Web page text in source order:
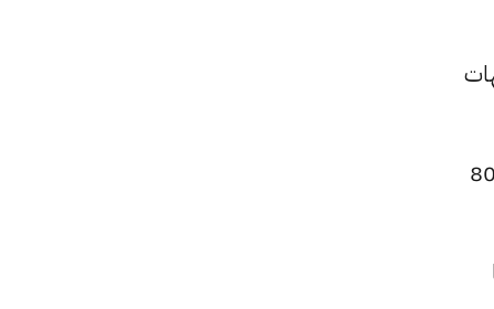
للشراء، مرتفعًا بقيمة 5 جنيهات
وشهد سعر الجنيه الذهب ارتفاعًا ليصبح 54560 جنيهًا للبيع و54080 جنيهًا للشراء، بزيادة قدرها 80